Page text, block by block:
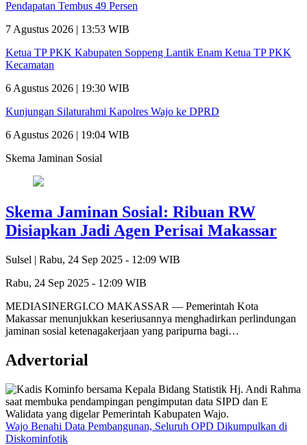
Pendapatan Tembus 49 Persen
7 Agustus 2026 | 13:53 WIB
Ketua TP PKK Kabupaten Soppeng Lantik Enam Ketua TP PKK
Kecamatan
6 Agustus 2026 | 19:30 WIB
Kunjungan Silaturahmi Kapolres Wajo ke DPRD
6 Agustus 2026 | 19:04 WIB
Skema Jaminan Sosial
Skema Jaminan Sosial: Ribuan RW
Disiapkan Jadi Agen Perisai Makassar
Sulsel | Rabu, 24 Sep 2025 - 12:09 WIB
Rabu, 24 Sep 2025 - 12:09 WIB
MEDIASINERGI.CO MAKASSAR — Pemerintah Kota
Makassar menunjukkan keseriusannya menghadirkan perlindungan
jaminan sosial ketenagakerjaan yang paripurna bagi…
Advertorial
Wajo Benahi Data Pembangunan, Seluruh OPD Dikumpulkan di
Diskominfotik